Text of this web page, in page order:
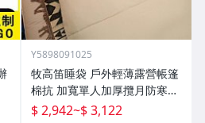
Y5898091025
牧高笛睡袋 戶外輕薄露營帳篷
棉抗 加寬單人加厚攬月防寒被
子
$ 2,942~$ 3,122